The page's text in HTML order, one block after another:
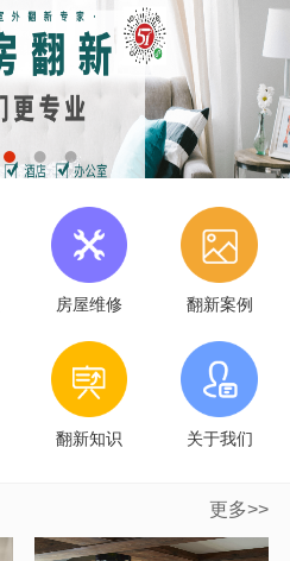
房屋维修 翻新案例
翻新知识 关于我们
更多>>